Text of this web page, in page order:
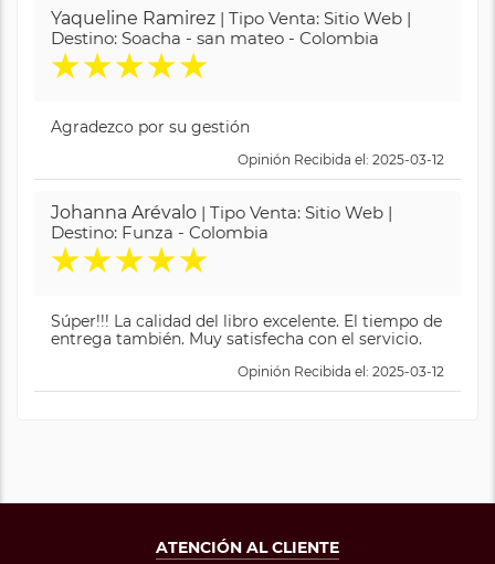
Yaqueline Ramirez | Tipo Venta: Sitio Web |
Destino: Soacha - san mateo - Colombia
★★★★★
Agradezco por su gestión
Opinión Recibida el: 2025-03-12
Johanna Arévalo | Tipo Venta: Sitio Web |
Destino: Funza - Colombia
★★★★★
Súper!!! La calidad del libro excelente. El tiempo de
entrega también. Muy satisfecha con el servicio.
Opinión Recibida el: 2025-03-12
ATENCIÓN AL CLIENTE